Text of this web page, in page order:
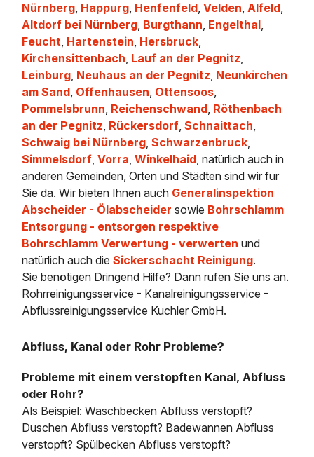
Nürnberg, Happurg, Henfenfeld,Velden,Alfeld,
Altdorf bei Nürnberg, Burgthann, Engelthal,
Feucht, Hartenstein, Hersbruck,
Kirchensittenbach, Lauf an der Pegnitz,
Leinburg, Neuhaus an der Pegnitz, Neunkirchen
am Sand, Offenhausen, Ottensoos,
Pommelsbrunn, Reichenschwand, Röthenbach
an der Pegnitz, Rückersdorf,Schnaittach,
Schwaig bei Nürnberg,Schwarzenbruck,
Simmelsdorf,Vorra,Winkelhaid, natürlich auch in
anderen Gemeinden, Orten und Städten sind wir für
Sie da. Wir bieten Ihnen auch Generalinspektion
Abscheider - Ölabscheider sowie Bohrschlamm
Entsorgung - entsorgen respektive
Bohrschlamm Verwertung - verwerten und
natürlich auch dieSickerschacht Reinigung.
Sie benötigen Dringend Hilfe? Dann rufen Sie uns an.
Rohrreinigungsservice - Kanalreinigungsservice -
Abflussreinigungsservice Kuchler GmbH.
Abfluss, Kanal oder Rohr Probleme?
Probleme mit einem verstopften Kanal, Abfluss
oder Rohr?
Als Beispiel: Waschbecken Abfluss verstopft?
Duschen Abfluss verstopft? Badewannen Abfluss
verstopft? Spülbecken Abfluss verstopft?